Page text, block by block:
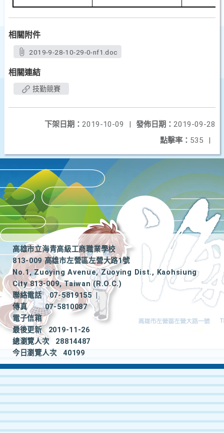
相關附件
2019-9-28-10-29-0-nf1.doc
相關連結
技勤競賽
發佈日期： 2019-09-28
下架日期： 2019-10-09
|
點擊率： 535 |
高雄市立海青高級工商職業學校
813-009 高雄市左營區左營大路1號
No.1, Zuoying Avenue, Zuoying Dist., Kaohsiung
City 813-009, Taiwan (R.O.C.)
聯絡電話
07-5819155
|
傳真
07-5810087
電子信箱
最後更新
2019-11-26
總瀏覽人次
28814487
今日瀏覽人次
40199